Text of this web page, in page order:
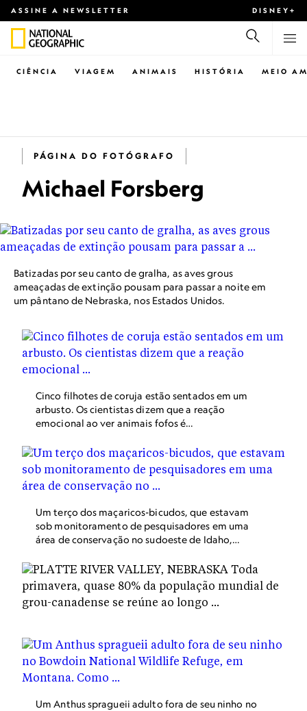
ASSINE A NEWSLETTER DISNEY+
CIÊNCIA VIAGEM ANIMAIS HISTÓRIA MEIO
PÁGINA DO FOTÓGRAFO
Michael Forsberg
Batizadas por seu canto de gralha, as aves grous
ameaçadas de extinção pousam para passar a noite em
um pântano de Nebraska, nos Estados Unidos.
Cinco filhotes de coruja estão sentados em um
arbusto. Os cientistas dizem que a reação
emocional ao ver animais fofos é
série de emoções positivas.
Um terço dos maçaricos-bicudos, que estavam
sob monitoramento de pesquisadores em uma
área de conservação no sudoeste de Idaho,
Um Anthus spragueii adulto fora de seu ninho no